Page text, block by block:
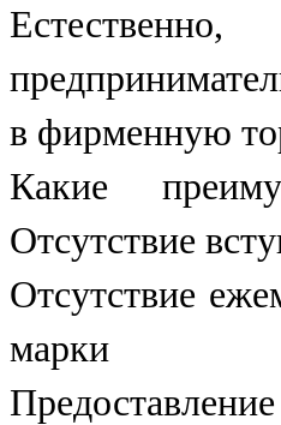
в фирменную
Какие
Отсутствие
Отсутствие
марки